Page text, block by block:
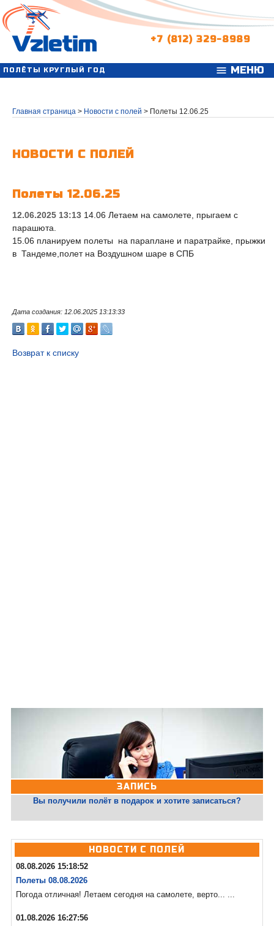
+7 (812) 329-8989
ПОЛЁТЫ КРУГЛЫЙ ГОД menu МЕНЮ
Главная страница > Новости с полей > Полеты 12.06.25
НОВОСТИ С ПОЛЕЙ
Полеты 12.06.25
12.06.2025 13:13 14.06 Летаем на самолете, прыгаем с
парашюта.
15.06 планируем полеты на параплане и паратрайке, прыжки
в Тандеме,полет на Воздушном шаре в СПБ
Дата создания: 12.06.2025 13:13:33
Возврат к списку
ЗАПИСЬ
Вы получили полёт в подарок и хотите записаться?
НОВОСТИ С ПОЛЕЙ
08.08.2026 15:18:52
Полеты 08.08.2026
Погода отличная! Летаем сегодня на самолете, верто... ...
01.08.2026 16:27:56